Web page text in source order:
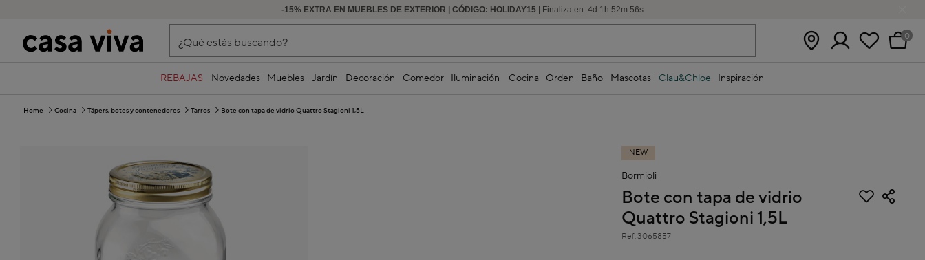
-15% EXTRA EN MUEBLES DE EXTERIOR | CÓDIGO: HOLIDAY15 | Finaliza en: 4d 1 h 52m 56s
HASTA -60% DE DESCUENTO | SEGUNDAS REBAJAS
¿Qué estás buscando? 0
REBAJAS Novedades Muebles Jardín Decoración Comedor Iluminación Cocina Orden Baño Mascotas Clau&Chloe Inspiración
Home Cocina Tápers, botes y contenedores Tarros Bote con tapa de vidrio Quattro Stagioni 1,5L
NEW
Bormioli
Bote con tapa de vidrio
Quattro Stagioni 1,5L
Ref. 3065857